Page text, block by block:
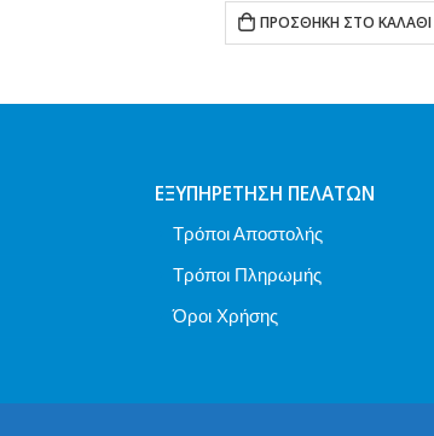
ΠΡΟΣΘΉΚΗ ΣΤΟ ΚΑΛΆΘΙ
ΕΞΥΠΗΡΈΤΗΣΗ ΠΕΛΑΤΏΝ
Τρόποι Αποστολής
Τρόποι Πληρωμής
Όροι Χρήσης